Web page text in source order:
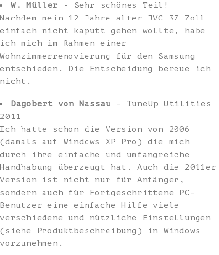
W. Müller
- Sehr schönes Teil!
Nachdem mein 12 Jahre alter JVC 37 Zoll
einfach nicht kaputt gehen wollte, habe
ich mich im Rahmen einer
Wohnzimmerrenovierung für den Samsung
entschieden. Die Entscheidung bereue ich
nicht.
Dagobert von Nassau - TuneUp Utilities
2011
Ich hatte schon die Version von 2006
(damals auf Windows XP Pro) die mich
durch ihre einfache und umfangreiche
Handhabung überzeugt hat. Auch die 2011er
Version ist nicht nur für Anfänger,
sondern auch für Fortgeschrittene PC-
Benutzer eine einfache Hilfe viele
verschiedene und nützliche Einstellungen
(siehe Produktbeschreibung) in Windows
vorzunehmen.